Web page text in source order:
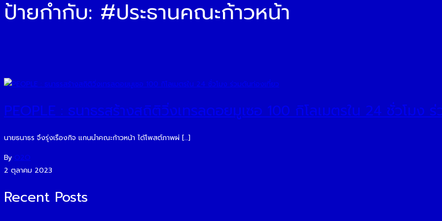
ป้ายกำกับ: #ประธานคณะก้าวหน้า
PEOPLE : ธนาธรสร้างสถิติวิ่งเทรลดอยมูเซอ 100 กิโลเมตรใน 24 ชั่วโมง
นายธนาธร จึงรุ่งเรืองกิจ แกนนำคณะก้าวหน้า ได้โพสต์ภาพผ่ […]
By O2O
2 ตุลาคม 2023
Recent Posts